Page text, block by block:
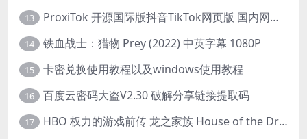
13 ProxiTok 开源国际版抖音TikTok网页版 国内网络直连
14 铁血战士：猎物 Prey (2022) 中英字幕 1080P
15 卡密兑换使用教程以及windows使用教程
16 百度云密码大盗V2.30 破解分享链接提取码
17 HBO 权力的游戏前传 龙之家族 House of the Dragon (2022) 中字 1080P 更新4集